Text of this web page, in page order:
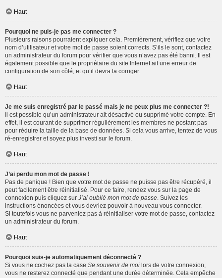
Haut
Pourquoi ne puis-je pas me connecter ?
Plusieurs raisons pourraient expliquer cela. Premièrement, vérifiez que votre
nom d’utilisateur et votre mot de passe soient corrects. S’ils le sont, contactez
un administrateur du forum pour vérifier que vous n’avez pas été banni. Il est
également possible que le propriétaire du site Internet ait une erreur de
configuration de son côté, et qu’il devra la corriger.
Haut
Je me suis enregistré par le passé mais je ne peux plus me connecter ?!
Il est possible qu’un administrateur ait désactivé ou supprimé votre compte. En
effet, il est courant de supprimer régulièrement les membres ne postant pas
pour réduire la taille de la base de données. Si cela vous arrive, tentez de vous
ré-enregistrer et soyez plus investi sur le forum.
Haut
J’ai perdu mon mot de passe !
Pas de panique ! Bien que votre mot de passe ne puisse pas être récupéré, il
peut facilement être réinitialisé. Pour ce faire, rendez vous sur la page de
connexion puis cliquez sur J’ai oublié mon mot de passe . Suivez les
instructions énoncées et vous devriez pouvoir à nouveau vous connecter.
Si toutefois vous ne parveniez pas à réinitialiser votre mot de passe, contactez
un administrateur du forum.
Haut
Pourquoi suis-je automatiquement déconnecté ?
Si vous ne cochez pas la case Se souvenir de moi lors de votre connexion,
vous ne resterez connecté que pendant une durée déterminée. Cela empêche